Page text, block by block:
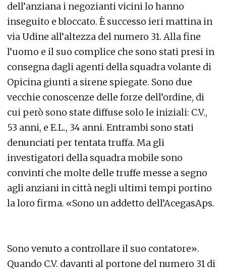
dell’anziana i negozianti vicini lo hanno
inseguito e bloccato. È successo ieri mattina in
via Udine all’altezza del numero 31. Alla fine
l’uomo e il suo complice che sono stati presi in
consegna dagli agenti della squadra volante di
Opicina giunti a sirene spiegate. Sono due
vecchie conoscenze delle forze dell’ordine, di
cui però sono state diffuse solo le iniziali: C.V.,
53 anni, e E.L., 34 anni. Entrambi sono stati
denunciati per tentata truffa. Ma gli
investigatori della squadra mobile sono
convinti che molte delle truffe messe a segno
agli anziani in città negli ultimi tempi portino
la loro firma. «Sono un addetto dell’AcegasAps.
Sono venuto a controllare il suo contatore».
Quando C.V. davanti al portone del numero 31 di